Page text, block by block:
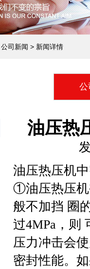
公司新闻 > 新闻详情
公
油压热
油压热压机
①油压热压机
般不加挡 圈
过4MPa，则
压力冲击会
密封性能。